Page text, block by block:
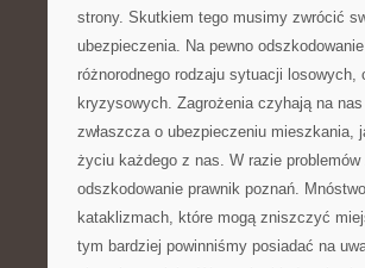
strony. Skutkiem tego musimy zwrócić
ubezpieczenia. Na pewno
różnorodnego rodzaju sytuacji
kryzysowych. Zagrożenia czyhają na
zwłaszcza o ubezpieczeniu
życiu każdego z nas. W razie
odszkodowanie prawnik poznań.
kataklizmach, które mogą zniszczyć
tym bardziej powinniśmy posiadać na